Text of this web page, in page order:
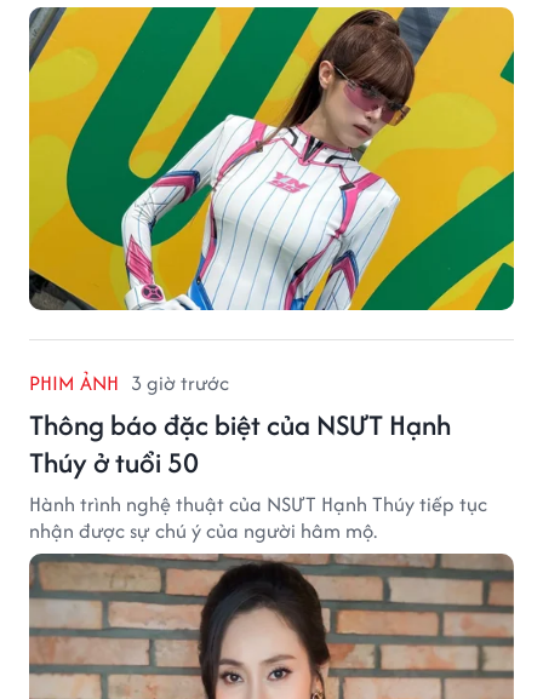
PHIM ẢNH 3 giờ trước
Thông báo đặc biệt của NSƯT Hạnh
Thúy ở tuổi 50
Hành trình nghệ thuật của NSƯT Hạnh Thúy tiếp tục
nhận được sự chú ý của người hâm mộ.